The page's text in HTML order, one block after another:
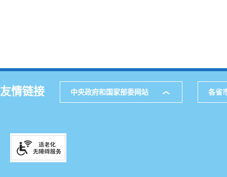
友情链接 中央政府和国家部委网站 各省